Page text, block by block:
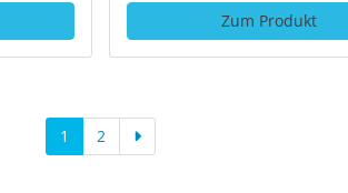
Zum Produkt
1 2